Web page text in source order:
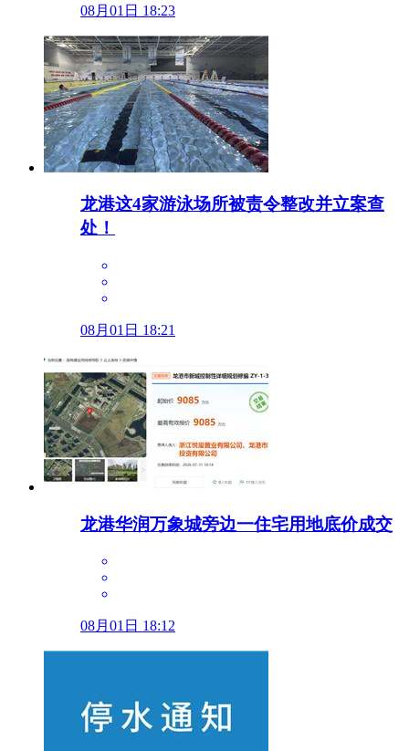
08月01日 18:23
龙港这4家游泳场所被责令整改并立案查
处！
08月01日 18:21
龙港华润万象城旁边一住宅用地底价成交
08月01日 18:12